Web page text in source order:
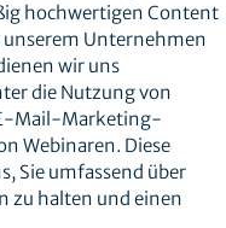
hochwertigen Content
Unternehmen
wir uns
die Nutzung von
Mail-Marketing-
Webinaren. Diese
Sie umfassend über
zu halten und einen